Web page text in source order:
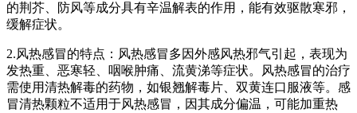
的荆芥、防风等成分具有辛温解表的作用，能有效驱散寒邪，
缓解症状。
2.风热感冒的特点：风热感冒多因外感风热邪气引起，表现为
发热重、恶寒轻、咽喉肿痛、流黄涕等症状。风热感冒的治疗
需使用清热解毒的药物，如银翘解毒片、双黄连口服液等。感
冒清热颗粒不适用于风热感冒，因其成分偏温，可能加重热